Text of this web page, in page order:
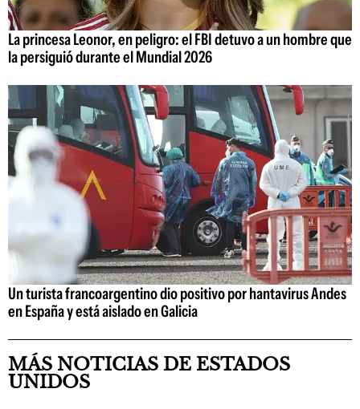
La princesa Leonor, en peligro: el FBI detuvo a un hombre que
la persiguió durante el Mundial 2026
Un turista francoargentino dio positivo por hantavirus Andes
en España y está aislado en Galicia
MÁS NOTICIAS DE ESTADOS
UNIDOS